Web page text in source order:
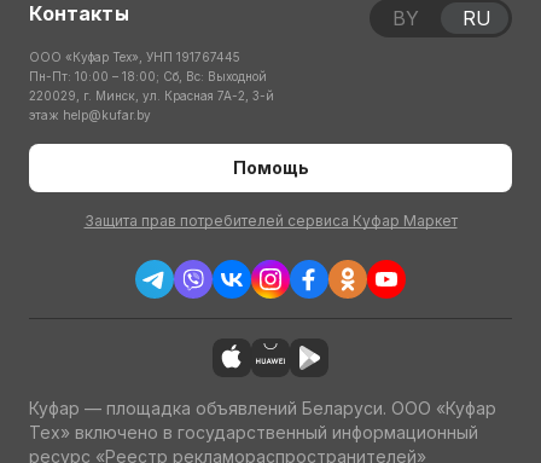
Контакты
ООО «Куфар Тех», УНП 191767445
Пн-Пт: 10:00 – 18:00; Сб, Вс: Выходной
220029, г. Минск, ул. Красная 7А-2, 3-й
этаж help@kufar.by
Помощь
Защита прав потребителей сервиса Куфар Маркет
BY RU
Куфар — площадка объявлений Беларуси. ООО «Куфар
Тех» включено в государственный информационный
ресурс «Реестр рекламораспространителей»